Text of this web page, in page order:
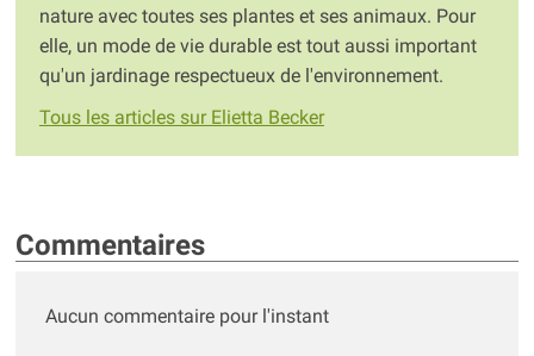
nature avec toutes ses plantes et ses animaux. Pour
elle, un mode de vie durable est tout aussi important
qu'un jardinage respectueux de l'environnement.
Tous les articles sur Elietta Becker
Commentaires
Aucun commentaire pour l'instant